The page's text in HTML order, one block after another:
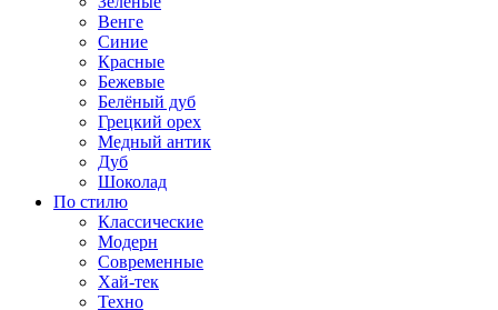
Венге
Синие
Красные
Бежевые
Белёный дуб
Грецкий орех
Медный антик
Дуб
Шоколад
По стилю
Классические
Модерн
Современные
Хай-тек
Техно